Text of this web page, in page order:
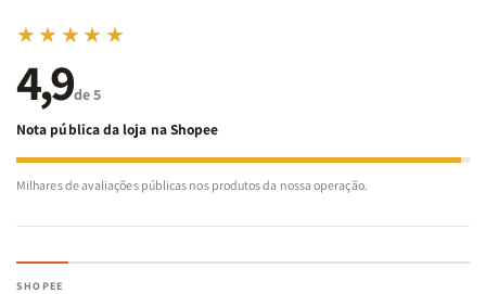
★★★★★
4,9de 5
Nota pública da loja na Shopee
Milhares de avaliações públicas nos produtos da nossa operação.
SHOPEE